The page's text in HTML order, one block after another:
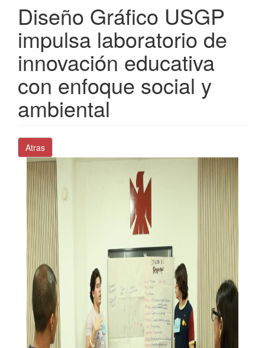
Diseño Gráfico USGP
impulsa laboratorio de
innovación educativa
con enfoque social y
ambiental
Atras